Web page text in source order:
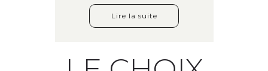
Lire la suite